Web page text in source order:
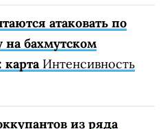
атаковать по
на бахмутском
Интенсивность
из ряда